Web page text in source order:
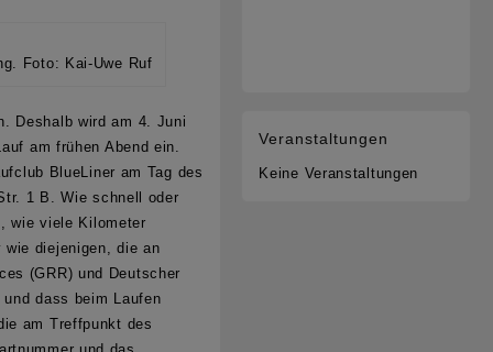
Foto: Kai-Uwe Ruf
Deshalb wird am 4. Juni
am frühen Abend ein.
BlueLiner am Tag des
1 B. Wie schnell oder
wie viele Kilometer
diejenigen, die an
(GRR) und Deutscher
dass beim Laufen
am Treffpunkt des
Veranstaltungen
Keine Veranstaltungen